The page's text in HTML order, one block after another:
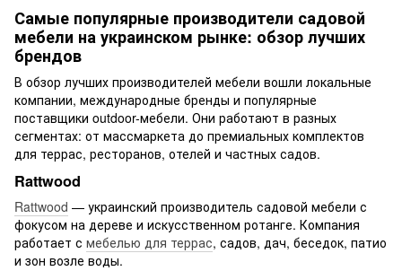
Самые популярные производители садовой
мебели на украинском рынке: обзор лучших
брендов
В обзор лучших производителей мебели вошли локальные
компании, международные бренды и популярные
поставщики outdoor-мебели. Они работают в разных
сегментах: от массмаркета до премиальных комплектов
для террас, ресторанов, отелей и частных садов.
Rattwood
Rattwood — украинский производитель садовой мебели с
фокусом на дереве и искусственном ротанге. Компания
работает с мебелью для террас, садов, дач, беседок, патио
и зон возле воды.